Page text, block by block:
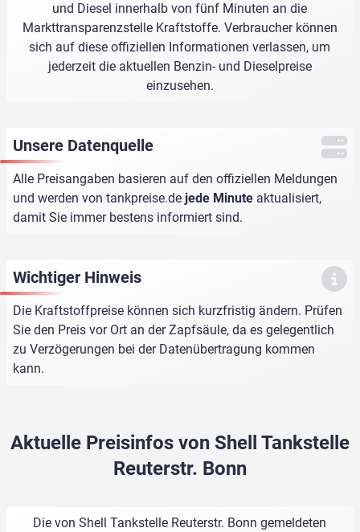
und Diesel innerhalb von fünf Minuten an die
Markttransparenzstelle Kraftstoffe. Verbraucher können
sich auf diese offiziellen Informationen verlassen, um
jederzeit die aktuellen Benzin- und Dieselpreise
einzusehen.
Unsere Datenquelle
Alle Preisangaben basieren auf den offiziellen Meldungen
und werden von tankpreise.de jede Minute aktualisiert,
damit Sie immer bestens informiert sind.
Wichtiger Hinweis
Die Kraftstoffpreise können sich kurzfristig ändern. Prüfen
Sie den Preis vor Ort an der Zapfsäule, da es gelegentlich
zu Verzögerungen bei der Datenübertragung kommen
kann.
Aktuelle Preisinfos von Shell Tankstelle
Reuterstr. Bonn
Die von Shell Tankstelle Reuterstr. Bonn gemeldeten